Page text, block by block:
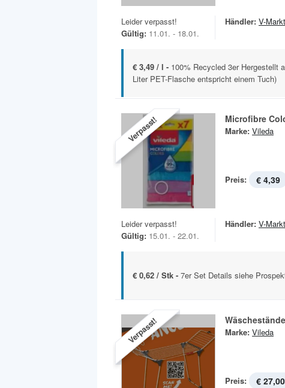
Leider verpasst!
Gültig: 11.01. - 18.01.
Händler: V-Markt
€ 3,49 / l - 100% Recycled 3er Hergestellt
Liter PET-Flasche entspricht einem Tuch)
Verpasst! Microfibre
Marke: Vileda
Preis: € 4,39
Leider verpasst!
Gültig: 15.01. - 22.01.
Händler: V-Markt
€ 0,62 / Stk - 7er Set Details siehe
Verpasst! Marke: Vileda
Preis: € 27,00